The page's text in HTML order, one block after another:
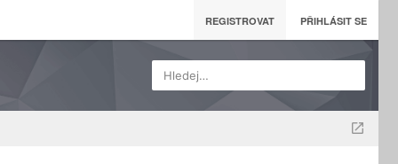
REGISTROVAT PŘIHLÁSIT SE
Hledej…